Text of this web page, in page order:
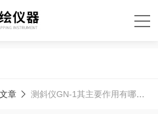
章 测斜仪GN-1其主要作用有哪些呢？